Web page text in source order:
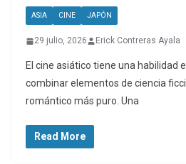
ASIA CINE JAPÓN
29 julio, 2026 Erick Contreras Ayala
El cine asiático tiene una habilidad
combinar elementos de ciencia
romántico más puro. Una
Read More